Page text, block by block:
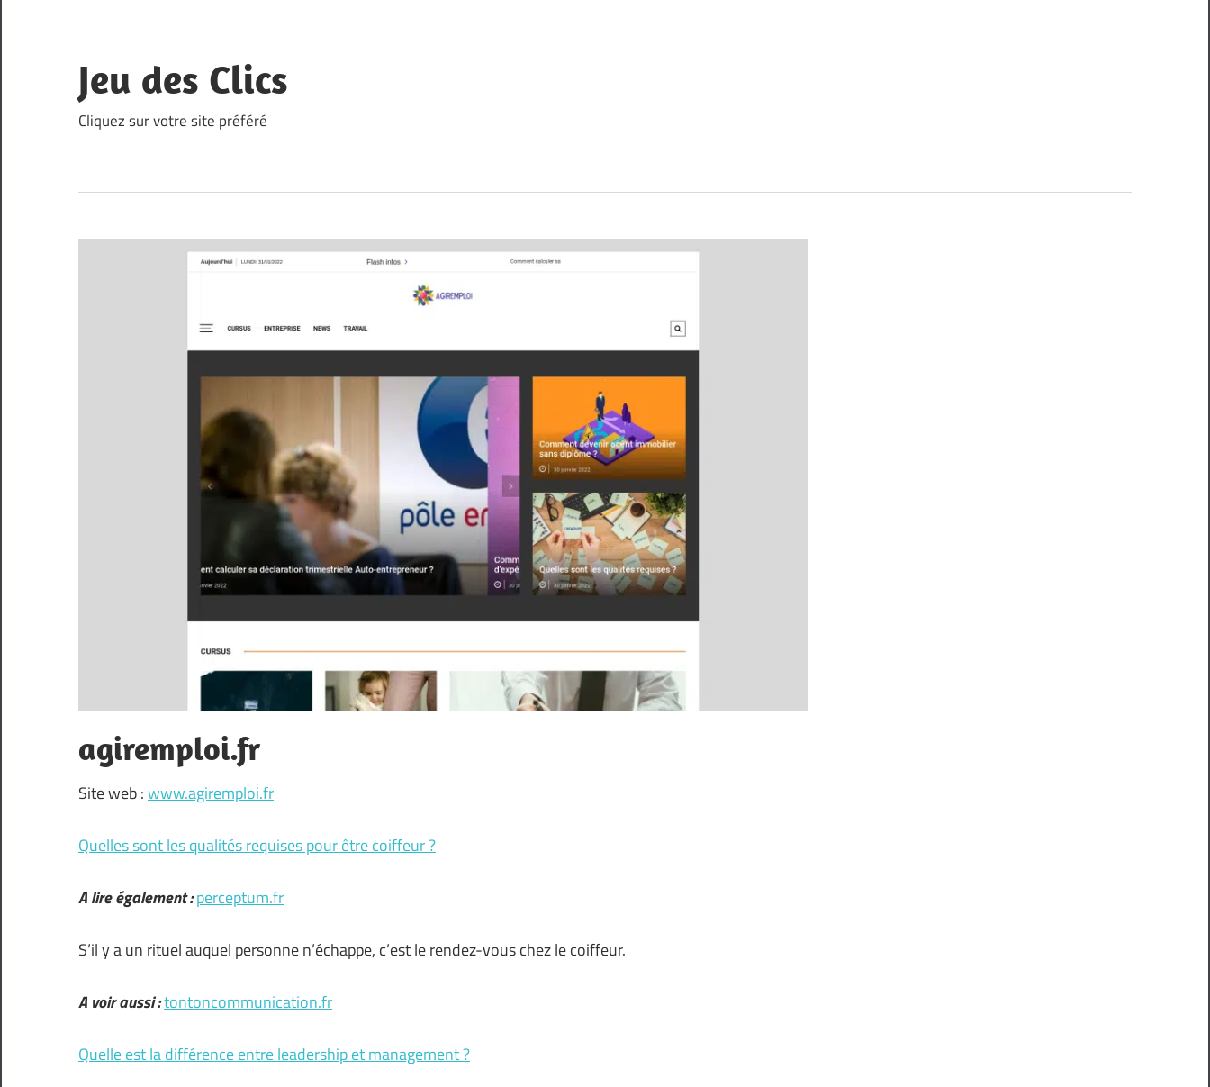
content
Jeu des Clics
Cliquez sur votre site préféré
agiremploi.fr
Site web :www.agiremploi.fr
Quelles sont les qualités requises pour être coiffeur ?
A lire également :perceptum.fr
S’il y a un rituel auquel personne n’échappe, c’est le rendez-vous chez le coiffeur.
A voir aussi :tontoncommunication.fr
Quelle est la différence entre leadership et management ?